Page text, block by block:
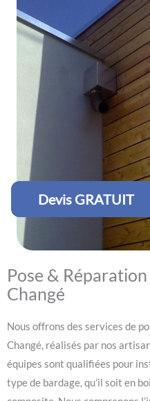
Devis GRATUIT
Pose &
Changé
Nous offrons des services de
Changé, réalisés par nos
équipes sont qualifiées pour
type de bardage, qu’il soit en